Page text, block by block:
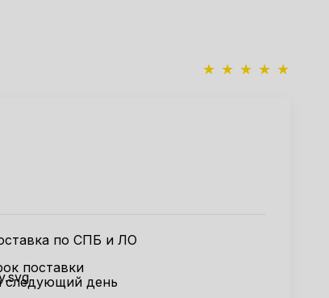
по СПБ и ЛО
поставки
следующий день